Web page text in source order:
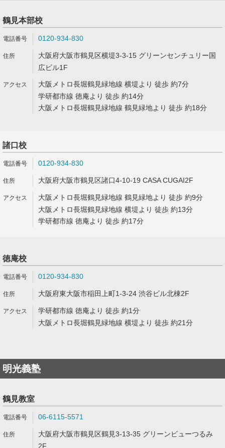
鶴見本部校
0120-934-830
大阪府大阪市鶴見区横堤3-3-15 グリーンセンチュリー国
広ビル1F
大阪メトロ長堀鶴見緑地線 横堤より 徒歩 約7分
学研都市線 徳庵より 徒歩 約14分
大阪メトロ長堀鶴見緑地線 鶴見緑地より 徒歩 約18分
諸口校
0120-934-830
大阪府大阪市鶴見区諸口4-10-19 CASA CUGAI2F
大阪メトロ長堀鶴見緑地線 鶴見緑地より 徒歩 約9分
大阪メトロ長堀鶴見緑地線 横堤より 徒歩 約13分
学研都市線 徳庵より 徒歩 約17分
徳庵校
0120-934-830
大阪府東大阪市稲田上町1-3-24 渋谷ビル北棟2F
学研都市線 徳庵より 徒歩 約1分
大阪メトロ長堀鶴見緑地線 横堤より 徒歩 約21分
明光義塾
鶴見教室
06-6115-5571
大阪府大阪市鶴見区鶴見3-13-35 グリーンビューつるみ
2F